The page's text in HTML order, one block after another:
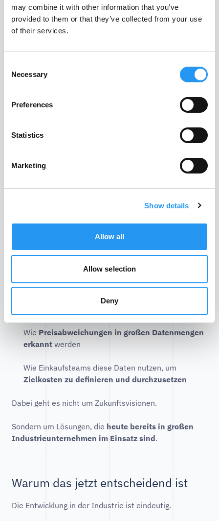
may combine it with other information that you’ve
provided to them or that they’ve collected from your use
of their services.
Selection
Necessary
Preferences
Statistics
Marketing
Show details
Allow all
Allow selection
Deny
Projektbasiert
Automatisiert umgesetzt
Gemeinsam mit Siemens präsentiert PartSpace eine
Gezeigt wird unter anderem:
überführt werden
Kostentreiber automatisch identifiziert
Wie Preisabweichungen in großen Datenmengen
erkannt werden
Wie Einkaufsteams diese Daten nutzen, um
Zielkosten zu definieren und durchzusetzen
Dabei geht es nicht um Zukunftsvisionen.
Sondern um Lösungen, die heute bereits in großen
Industrieunternehmen im Einsatz sind.
Warum das jetzt entscheidend ist
Die Entwicklung in der Industrie ist eindeutig.